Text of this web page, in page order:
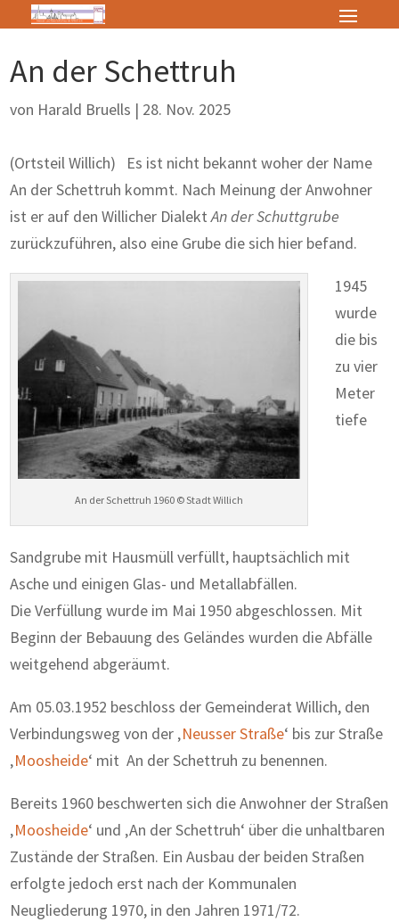
An der Schettruh
von Harald Bruells | 28. Nov. 2025
(Ortsteil Willich) Es ist nicht bekannt woher der Name
An der Schettruh kommt. Nach Meinung der Anwohner
ist er auf den Willicher DialektAn der Schuttgrube
zurückzuführen, also eine Grube die sich hier befand.
An der Schettruh 1960 © Stadt Willich
1945
wurde
die bis
zu vier
Meter
tiefe
Sandgrube mit Hausmüll verfüllt, hauptsächlich mit
Asche und einigen Glas- und Metallabfällen.
Die Verfüllung wurde im Mai 1950 abgeschlossen. Mit
Beginn der Bebauung des Geländes wurden die Abfälle
weitgehend abgeräumt.
Am 05.03.1952 beschloss der Gemeinderat Willich, den
Verbindungsweg von der ‚Neusser Straße‘ bis zur Straße
‚Moosheide‘ mit An der Schettruh zu benennen.
Bereits 1960 beschwerten sich die Anwohner der Straßen
‚Moosheide‘ und ‚An der Schettruh‘ über die unhaltbaren
Zustände der Straßen. Ein Ausbau der beiden Straßen
erfolgte jedoch erst nach der Kommunalen
Neugliederung 1970, in den Jahren 1971/72.